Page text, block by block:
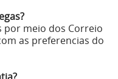
por meio dos Correio
as preferencias do